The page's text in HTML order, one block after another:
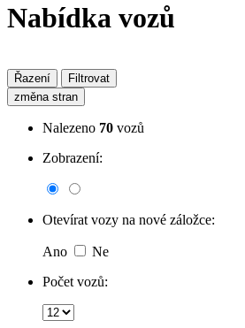
Nabídka vozů
Řazení
Filtrovat
změna stran
Nalezeno 70 vozů
Zobrazení:
Otevírat vozy na nové záložce:
Ano
Ne
Počet vozů: